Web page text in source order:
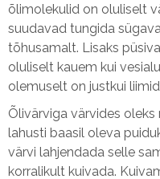
õlimolekulid on oluliselt
suudavad tungida
tõhusamalt. Lisaks
oluliselt kauem kui
olemuselt on justkui
Õlivärviga värvides
lahusti baasil oleva
värvi lahjendada selle
korralikult kuivada.